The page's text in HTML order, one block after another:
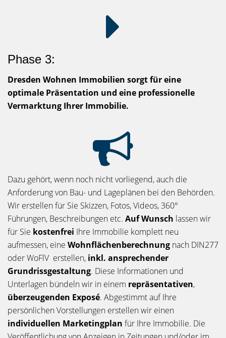
Phase 3:
Dresden Wohnen Immobilien sorgt für eine
optimale Präsentation und eine professionelle
Vermarktung Ihrer Immobilie.
Dazu gehört, wenn noch nicht vorliegend, auch die
Anforderung von Bau- und Lageplänen bei den Behörden.
Wir erstellen für Sie Skizzen, Fotos, Videos, 360°
Führungen, Beschreibungen etc. Auf Wunsch lassen wir
für Sie kostenfrei Ihre Immobilie komplett neu
aufmessen, eine Wohnflächenberechnung nach DIN277
oder WoFlV erstellen, inkl. ansprechender
Grundrissgestaltung. Diese Informationen und
Unterlagen bündeln wir in einem repräsentativen,
überzeugenden Exposé. Abgestimmt auf Ihre
persönlichen Vorstellungen erstellen wir einen
individuellen Marketingplan für Ihre Immobilie. Die